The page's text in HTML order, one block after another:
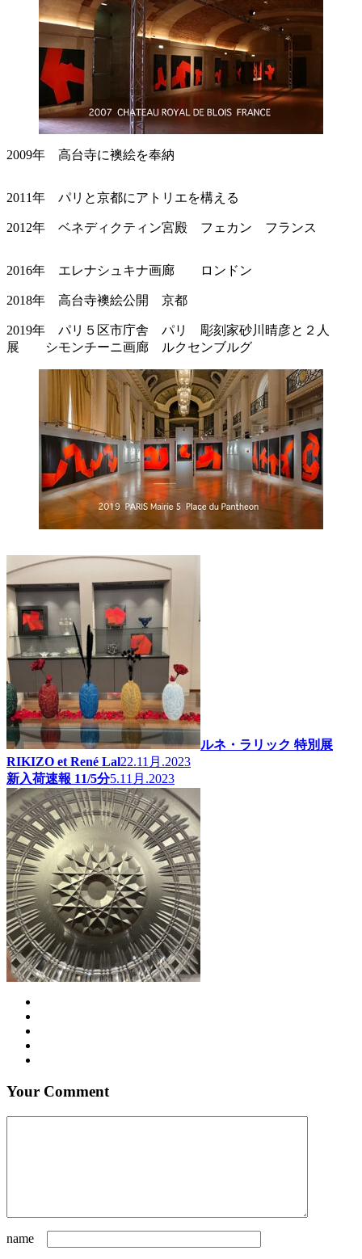
2009年 高台寺に襖絵を奉納
2011年 パリと京都にアトリエを構える
2012年 ベネディクティン宮殿 フェカン フランス
2016年 エレナシュキナ画廊 ロンドン
2018年 高台寺襖絵公開 京都
2019年 パリ５区市庁舎 パリ 彫刻家砂川晴彦と２人
展 シモンチーニ画廊 ルクセンブルグ
ルネ・ラリック 特別展
RIKIZO et René Lal22.11月.2023
新入荷速報 11/5分5.11月.2023
Your Comment
name